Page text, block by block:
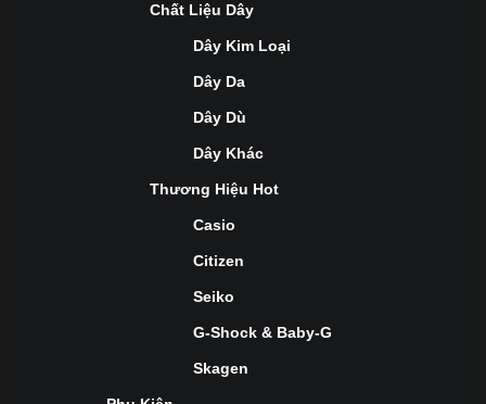
Chất Liệu Dây
Dây Kim Loại
Dây Da
Dây Dù
Dây Khác
Thương Hiệu Hot
Casio
Citizen
Seiko
G-Shock & Baby-G
Skagen